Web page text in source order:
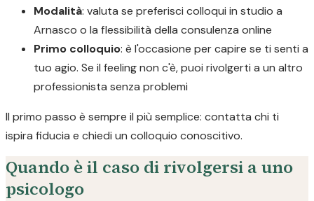
Modalità: valuta se preferisci colloqui in studio a
Arnasco o la flessibilità della consulenza online
Primo colloquio: è l'occasione per capire se ti senti a
tuo agio. Se il feeling non c'è, puoi rivolgerti a un altro
professionista senza problemi
Il primo passo è sempre il più semplice: contatta chi ti
ispira fiducia e chiedi un colloquio conoscitivo.
Quando è il caso di rivolgersi a uno
psicologo